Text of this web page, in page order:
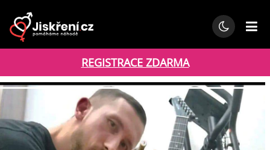
REGISTRACE ZDARMA